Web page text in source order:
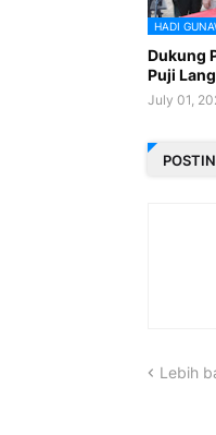
HADI
Dukung
Puji
July 01,
Lebih